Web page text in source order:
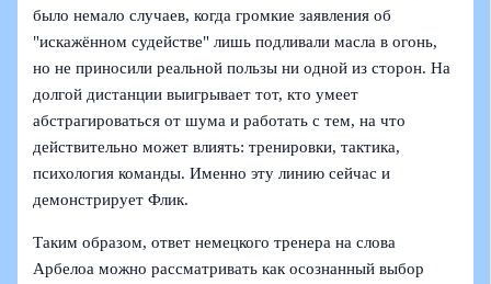
было немало случаев, когда громкие заявления об
"искажённом судействе" лишь подливали масла в огонь,
но не приносили реальной пользы ни одной из сторон. На
долгой дистанции выигрывает тот, кто умеет
абстрагироваться от шума и работать с тем, на что
действительно может влиять: тренировки, тактика,
психология команды. Именно эту линию сейчас и
демонстрирует Флик.
Таким образом, ответ немецкого тренера на слова
Арбелоа можно рассматривать как осознанный выбор